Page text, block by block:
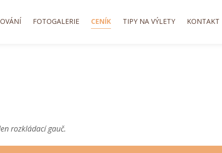
FOTOGALERIE CENÍK TIPY NA VÝLETY KONTAKT
rozkládací gauč.